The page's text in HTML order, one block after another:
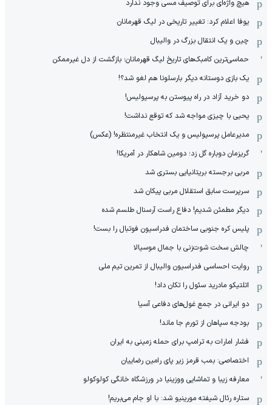
هیچ واژه‌ای برای توصیف مسی وجود ندارد
یوفا اعلام کرد: تغییر تاریخی در لیگ قهرمانان
چین و یک انتقال بزرگ در والیبال
حماسی‌ترین کامبک‌های تاریخ لیگ قهرمانان؛ بازگشت از دل غیرممکن
یک بازی دوستانه دیگر بارسلونا هم لغو شد؟!
دو خرید آزاد در راه پیوستن به پرسپولیس!
یحیی با چیزی مواجه شد که توقع نداشت!
مدیرعامل پرسپولیس و یک انتخاب غیرمنتظره! (عکس)
گریزمان دوباره گل زد؛ دومین شاهکار در آمریکا!
مربی برجسته بریتانیایی بستری شد
سرپرست سابق استقلال مربی پیکان شد
دیگر مطمئن شدیم! دفاع راست آرسنال طلسم شده
پلیس کره ‌جنوبی ساختمان فدراسیون فوتبال را بست!
چالش سخت شوت‌زنی با جمال موسیالا
روایت احساسی فدراسیون والیبال از تمرین تیم ملی
اتلتیکو مادرید سئول را تکان داد!
دو ایرانی در جمع غول‌های دفاعی آسیا
بودجه سپاهان از تورم جا ماند!
فشار امارات به ترامپ برای حمله زمینی به ایران
اختصاصی: بمب قرمز زیر پای رامین رضاییان
معارفه زیبا و تماشایی ووزینیا در ورزشگاه خانگی کولوکولو
ستاره رئال شیفته مورینیو شد: با او جام می‌بریم!